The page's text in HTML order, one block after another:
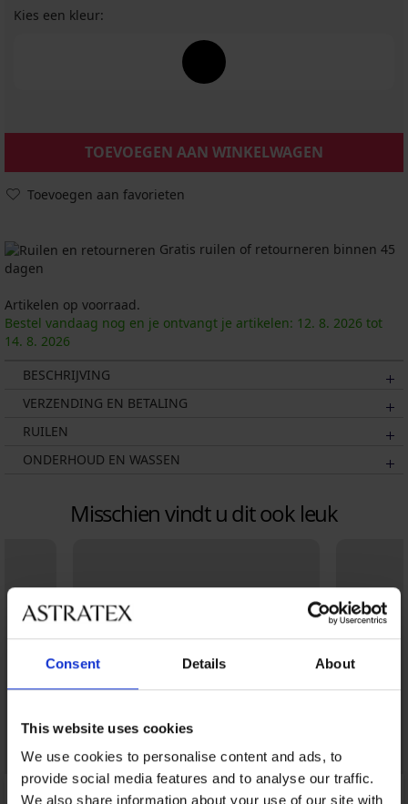
Consent Details About
This website uses cookies
We use cookies to personalise content and ads, to
provide social media features and to analyse our traffic.
We also share information about your use of our site with
Kies een kleur:
TOEVOEGEN AAN WINKELWAGEN
Toevoegen aan favorieten
Gratis ruilen of retourneren binnen 45
dagen
Artikelen op voorraad.
Bestel vandaag nog en je ontvangt je artikelen: 12. 8. 2026 tot
14. 8. 2026
BESCHRIJVING
VERZENDING EN BETALING
RUILEN
ONDERHOUD EN WASSEN
Misschien vindt u dit ook leuk